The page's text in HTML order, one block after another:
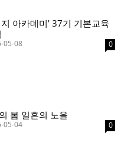
아카데미’ 37기 기본교육
05-08 0
봄 일흔의 노을
05-04 0